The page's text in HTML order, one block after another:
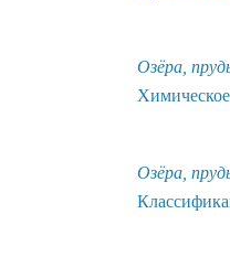
Озёра,
Озёра,